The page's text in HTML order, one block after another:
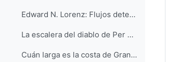
Edward N. Lorenz: Flujos deterministas aperiódicos (3)
La escalera del diablo de Per Bak (4)
Cuán larga es la costa de Gran Bretaña? (5)